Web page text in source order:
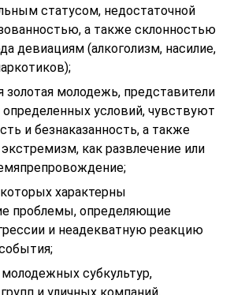
статусом, недостаточной
а также склонностью
девиациям (алкоголизм, насилие,
золотая молодежь, представители
определенных условий, чувствуют
и безнаказанность, а также
как развлечение или
характерны
проблемы, определяющие
и неадекватную реакцию
субкультур,